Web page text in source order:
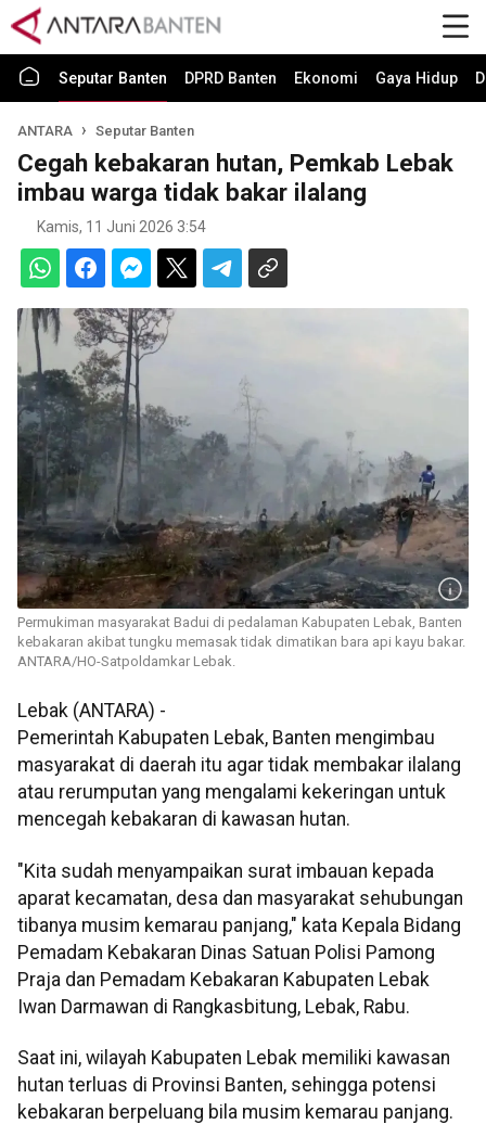
Seputar Banten DPRD Banten Ekonomi Gaya Hidup
ANTARA Seputar Banten
Cegah kebakaran hutan, Pemkab Lebak
imbau warga tidak bakar ilalang
Kamis, 11 Juni 2026 3:54
Permukiman masyarakat Badui di pedalaman Kabupaten Lebak, Banten
kebakaran akibat tungku memasak tidak dimatikan bara api kayu bakar.
ANTARA/HO-Satpoldamkar Lebak.
Lebak (ANTARA) -
Pemerintah Kabupaten Lebak, Banten mengimbau
masyarakat di daerah itu agar tidak membakar ilalang
atau rerumputan yang mengalami kekeringan untuk
mencegah kebakaran di kawasan hutan.
"Kita sudah menyampaikan surat imbauan kepada
aparat kecamatan, desa dan masyarakat sehubungan
tibanya musim kemarau panjang," kata Kepala Bidang
Pemadam Kebakaran Dinas Satuan Polisi Pamong
Praja dan Pemadam Kebakaran Kabupaten Lebak
Iwan Darmawan di Rangkasbitung, Lebak, Rabu.
Saat ini, wilayah Kabupaten Lebak memiliki kawasan
hutan terluas di Provinsi Banten, sehingga potensi
kebakaran berpeluang bila musim kemarau panjang.